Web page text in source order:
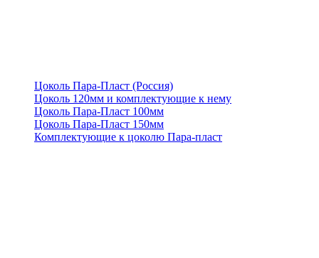
Цоколь Пара-Пласт (Россия)
Цоколь 120мм и комплектующие к нему
Цоколь Пара-Пласт 100мм
Цоколь Пара-Пласт 150мм
Комплектующие к цоколю Пара-пласт